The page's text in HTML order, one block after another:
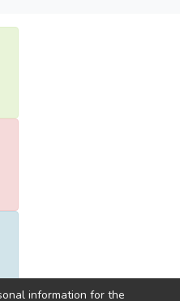
information for the